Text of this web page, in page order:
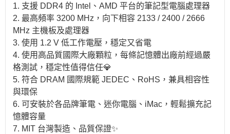
1. 支援 DDR4 的 Intel、AMD 平台的筆記型電腦處理器
2. 最高頻率 3200 MHz，向下相容 2133 / 2400 / 2666
MHz 主機板及處理器
3. 使用 1.2 V 低工作電壓，穩定又省電
4. 使用高品質國際大廠顆粒，每條記憶體出廠前經過嚴
格測試，穩定性值得信任💎
5. 符合 DRAM 國際規範 JEDEC、RoHS，兼具相容性
與環保
6. 可安裝於各品牌筆電、迷你電腦、iMac，輕鬆擴充記
憶體容量
7. MIT 台灣製造、品質保證✨